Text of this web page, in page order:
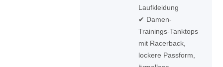
Laufkleidung
✔ Damen-
Trainings-Tanktops
mit Racerback,
lockere Passform,